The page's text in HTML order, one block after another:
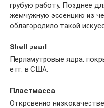
грубую работу. Позднее
жемчужную эссенцию из
облагородило такой
Shell pearl
Перламутровые ядра,
е гг. в США.
Пластмасса
Откровенно